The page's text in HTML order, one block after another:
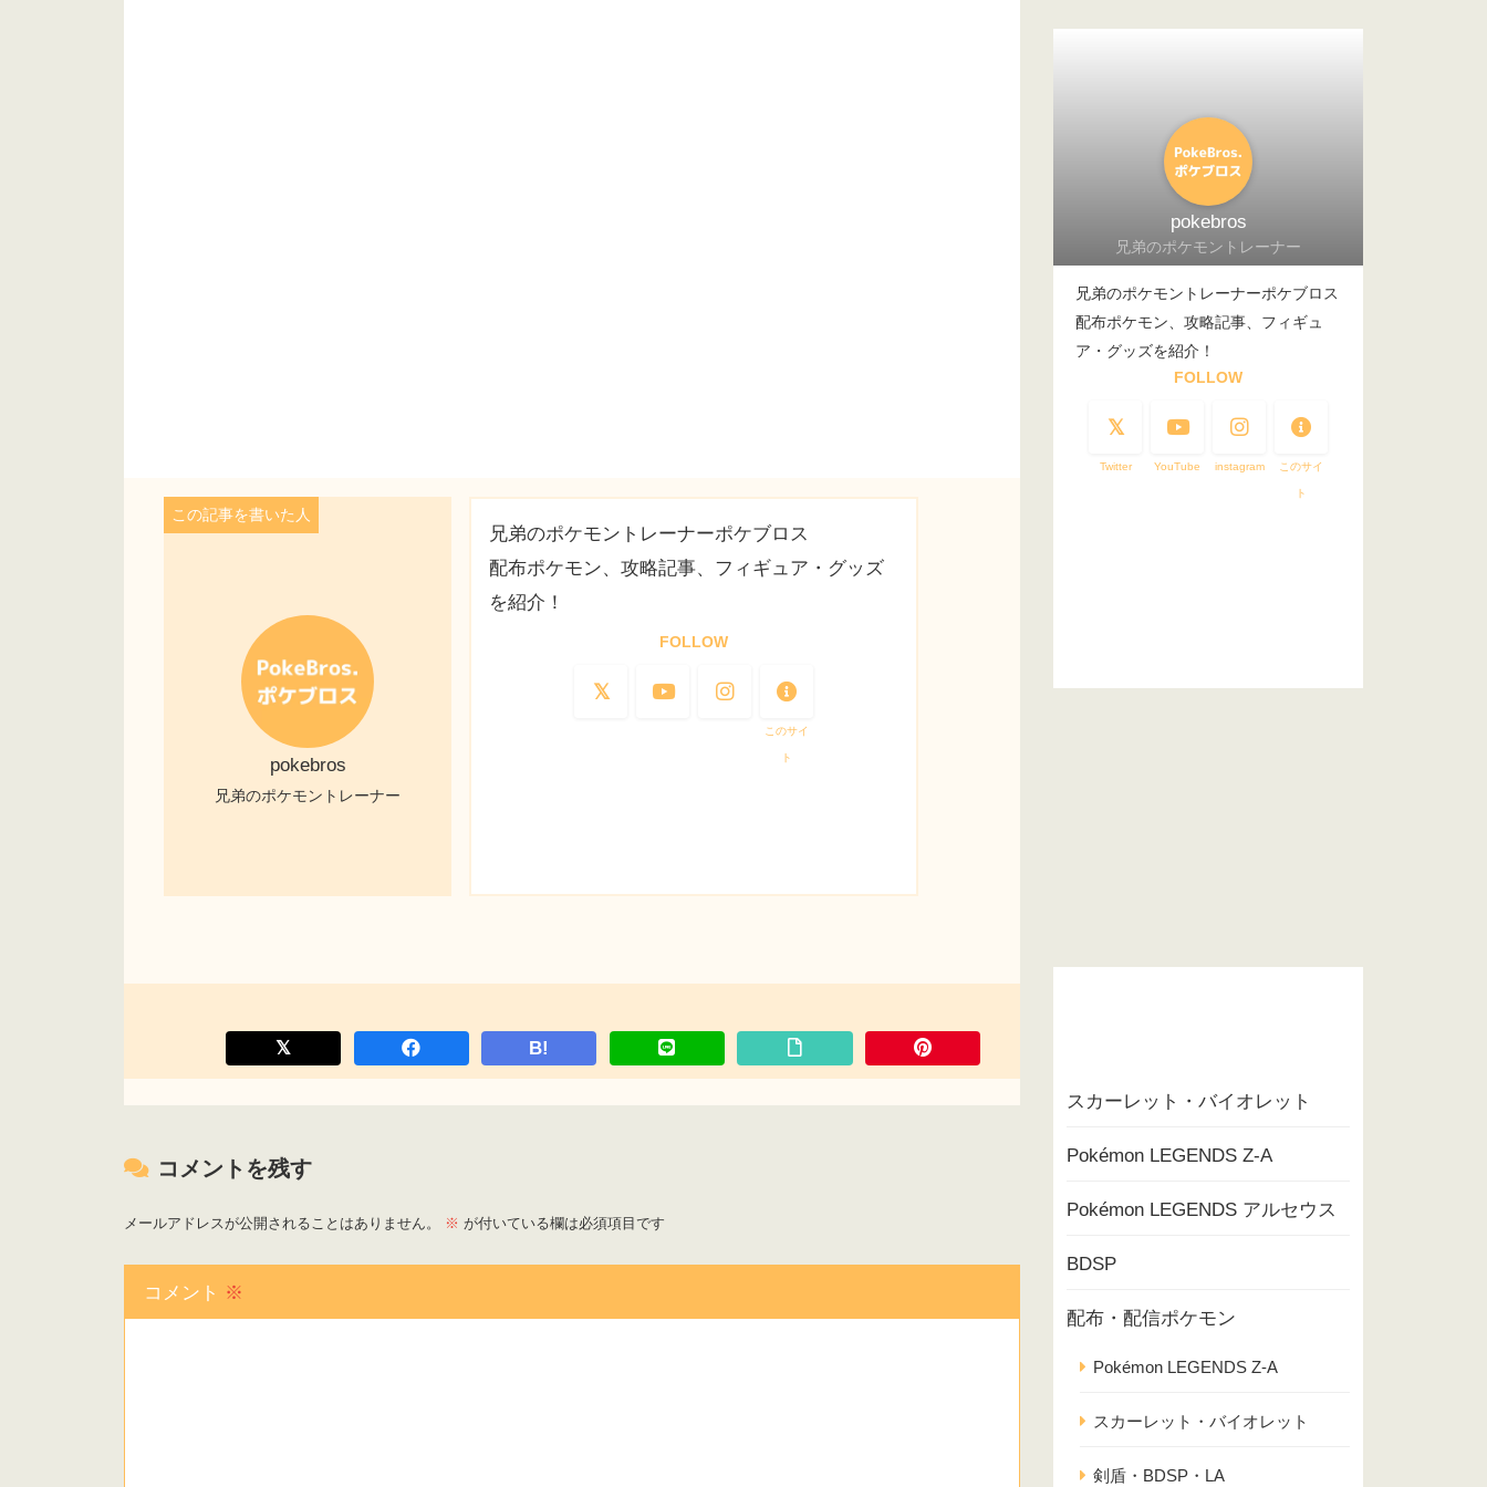
pokebros
兄弟のポケモントレーナー
兄弟のポケモントレーナーポケブロス
配布ポケモン、攻略記事、フィギュア・グッズ
を紹介！
FOLLOW
このサイ
ト
B!
コメントを残す
メールアドレスが公開されることはありません。 ※ が付いている欄は必須項目です
コメント ※
pokebros
兄弟のポケモントレーナー
兄弟のポケモントレーナーポケブロス
配布ポケモン、攻略記事、フィギュ
ア・グッズを紹介！
FOLLOW
Twitter YouTube instagram このサイ
ト
スカーレット・バイオレット
Pokémon LEGENDS Z-A
Pokémon LEGENDS アルセウス
BDSP
配布・配信ポケモン
Pokémon LEGENDS Z-A
スカーレット・バイオレット
剣盾・BDSP・LA